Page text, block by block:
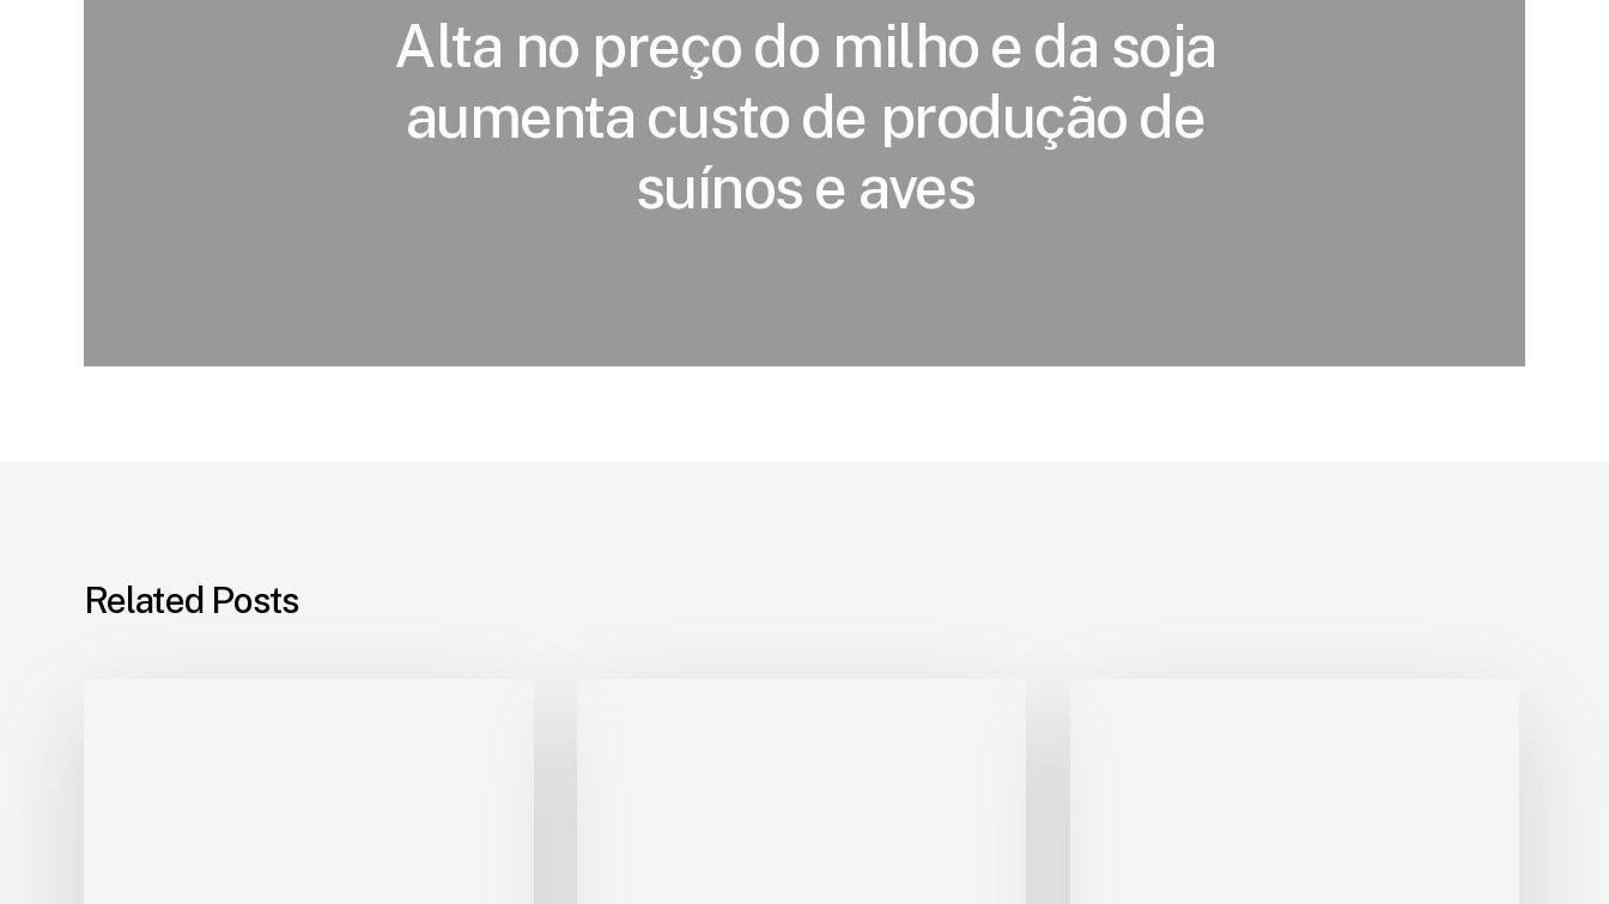
Alta no preço do milho e da soja
aumenta custo de produção de
suínos e aves
Related Posts